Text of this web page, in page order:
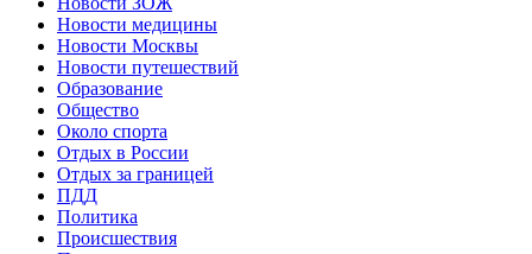
Новости медицины
Новости Москвы
Новости путешествий
Образование
Общество
Около спорта
Отдых в России
Отдых за границей
ПДД
Политика
Происшествия